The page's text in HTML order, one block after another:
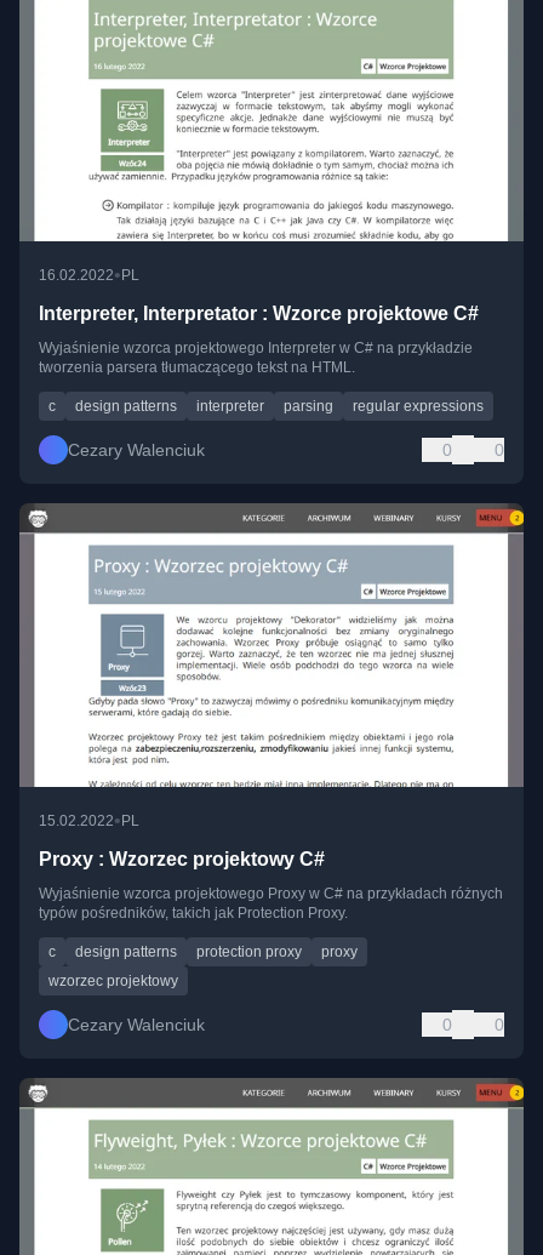
16.02.2022•PL
Interpreter, Interpretator : Wzorce projektowe C#
Wyjaśnienie wzorca projektowego Interpreter w C# na przykładzie
tworzenia parsera tłumaczącego tekst na HTML.
c design patterns interpreter parsing regular expressions
Cezary Walenciuk 0 0
15.02.2022• PL
Proxy : Wzorzec projektowy C#
Wyjaśnienie wzorca projektowego Proxy w C# na przykładach różnych
typów pośredników, takich jak Protection Proxy.
c design patterns protection proxy
proxy
wzorzec projektowy
Cezary Walenciuk 0 0